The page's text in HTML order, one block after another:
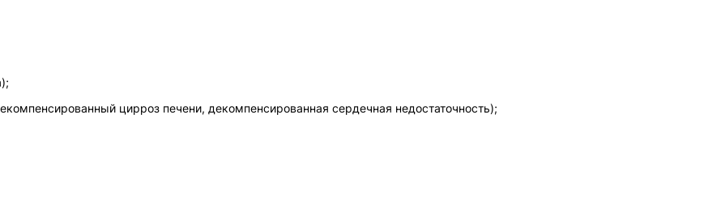
цирроз печени, декомпенсированная сердечная недостаточность);